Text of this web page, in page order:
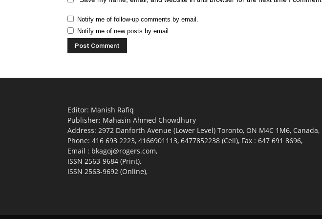
Notify me of follow-up comments by email.
Notify me of new posts by email.
Editor: Manish Rafiq
Publisher: Mahasin Ahmed Chowdhury
Address: 2972 Danforth Avenue (Lower Level) Toronto, ON M4C 1M6, Canada,
Phone: 416 693 2223, 4166901113, 6477852238 (Cell), Fax : 647 691 8696,
Email : bkagoj@rogers.com,
ISSN 2563-9684 (Print),
ISSN 2563-9692 (Online),